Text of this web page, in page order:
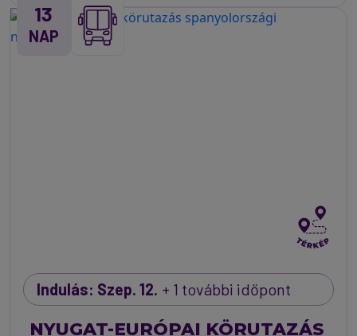
13
NAP
Indulás: Szep. 12. + 1 további időpont
NYUGAT-EURÓPAI KÖRUTAZÁS